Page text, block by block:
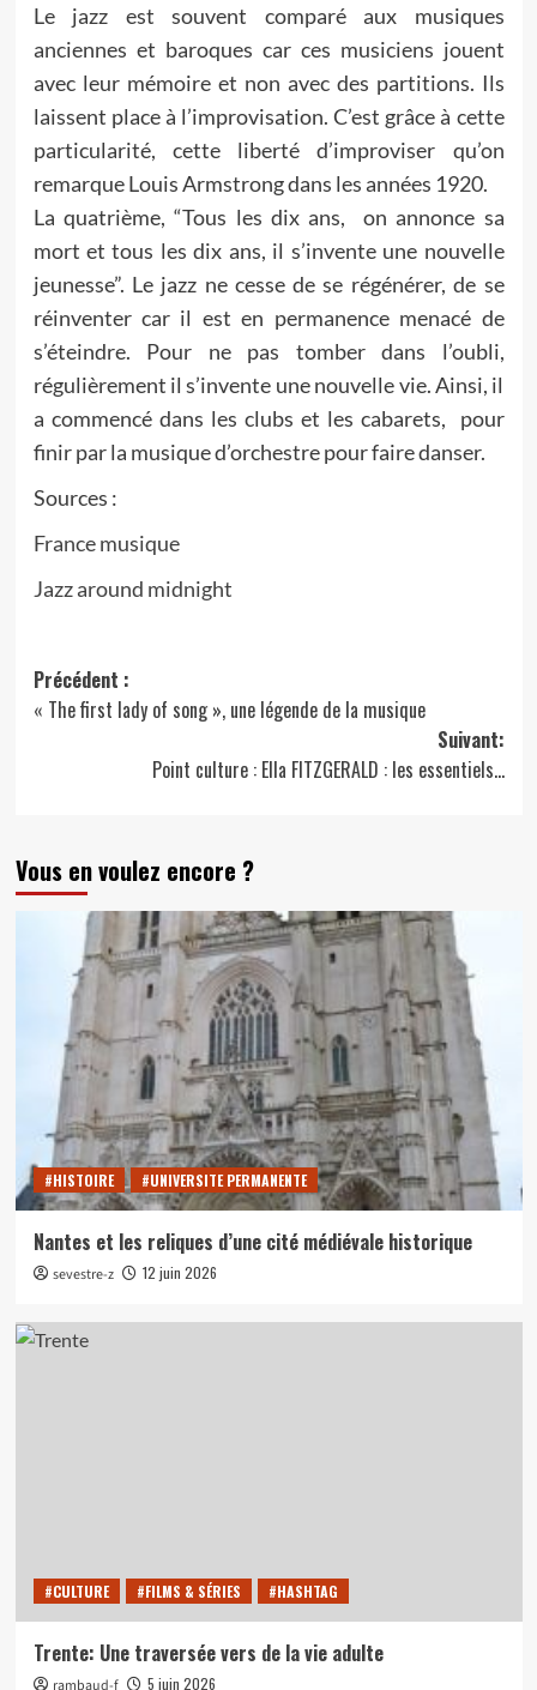
Le jazz est souvent comparé aux musiques
anciennes et baroques car ces musiciens jouent
avec leur mémoire et non avec des partitions. Ils
laissent place à l’improvisation. C’est grâce à cette
particularité, cette liberté d’improviser qu’on
remarque Louis Armstrong dans les années 1920.
La quatrième, “Tous les dix ans, on annonce sa
mort et tous les dix ans, il s’invente une nouvelle
jeunesse”. Le jazz ne cesse de se régénérer, de se
réinventer car il est en permanence menacé de
s’éteindre. Pour ne pas tomber dans l’oubli,
régulièrement il s’invente une nouvelle vie. Ainsi, il
a commencé dans les clubs et les cabarets, pour
finir par la musique d’orchestre pour faire danser.
Sources :
France musique
Jazz around midnight
Navigation
d’article
Précédent :
« The first lady of song », une légende de la musique
Suivant:
Point culture : Ella FITZGERALD : les essentiels…
Vous en voulez encore ?
#HISTOIRE #UNIVERSITE PERMANENTE
Nantes et les reliques d’une cité médiévale historique
sevestre-z 12 juin 2026
#CULTURE #FILMS & SÉRIES #HASHTAG
Trente: Une traversée vers de la vie adulte
rambaud-f 5 juin 2026